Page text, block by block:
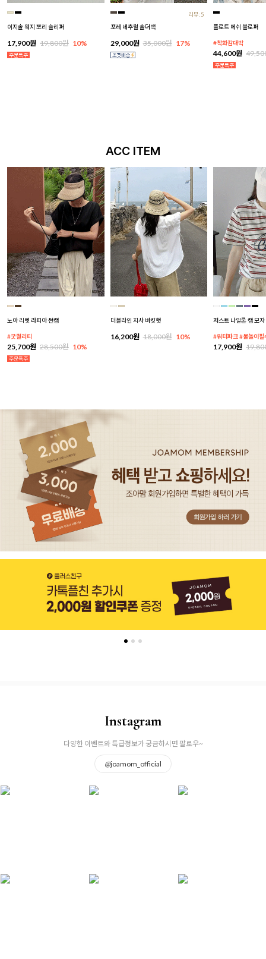
이지솔 웨지 쪼리 슬리퍼
17,900원 19,800원 10%
리뷰:5
포레 네추럴 숄더백
29,000원 35,000원 17%
플로트 메쉬 블로퍼
#착화감대박
44,600원
ACC ITEM
노아 리벳 라피아 썬캡
#굿퀄리티
25,700원 28,500원 10%
더블라인 지사 버킷햇
16,200원 18,000원 10%
저스트 나일론 캡 모자
#워터파크 #물놀이필
17,900원
Instagram
다양한 이벤트와 특급정보가 궁금하시면 팔로우~
@joamom_official